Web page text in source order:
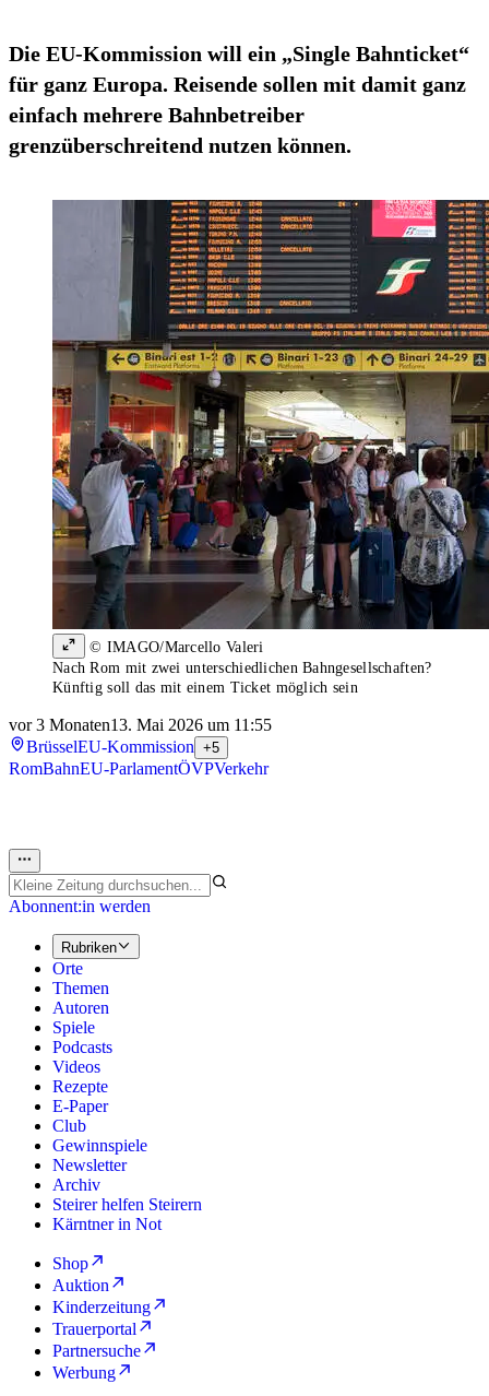
Die EU-Kommission will ein „Single Bahnticket“
für ganz Europa. Reisende sollen mit damit ganz
einfach mehrere Bahnbetreiber
grenzüberschreitend nutzen können.
© IMAGO/Marcello Valeri
Nach Rom mit zwei unterschiedlichen Bahngesellschaften?
Künftig soll das mit einem Ticket möglich sein
vor 3 Monaten13. Mai 2026 um 11:55
BrüsselEU-Kommission +5
RomBahnEU-ParlamentÖVPVerkehr
Abonnent:in werden
Rubriken
Orte
Themen
Autoren
Spiele
Podcasts
Videos
Rezepte
E-Paper
Club
Gewinnspiele
Newsletter
Archiv
Steirer helfen Steirern
Kärntner in Not
Shop
Auktion
Kinderzeitung
Trauerportal
Partnersuche
Werbung